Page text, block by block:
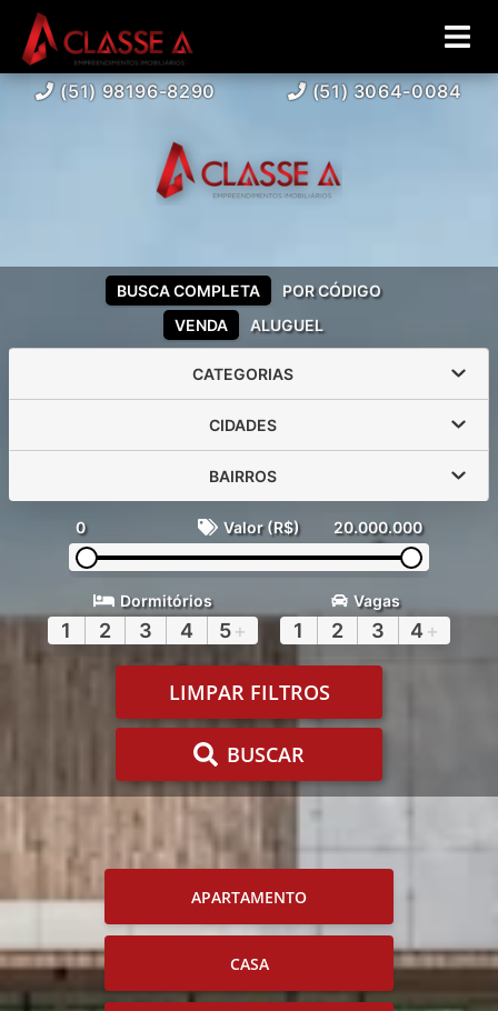
(51) 98196-8290 (51) 3064-0084
VENDA ALUGUEL
BUSCA COMPLETA POR CÓDIGO
CATEGORIAS
CIDADES
BAIRROS
0 Valor (R$) 20.000.000
Dormitórios
1 2 3 4 5+
Vagas
1 2 3 4 +
LIMPAR FILTROS
BUSCAR
APARTAMENTO
CASA